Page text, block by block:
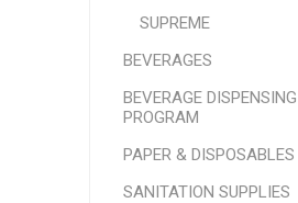
SUPREME
BEVERAGES
BEVERAGE DISPENSING
PROGRAM
PAPER & DISPOSABLES
SANITATION SUPPLIES